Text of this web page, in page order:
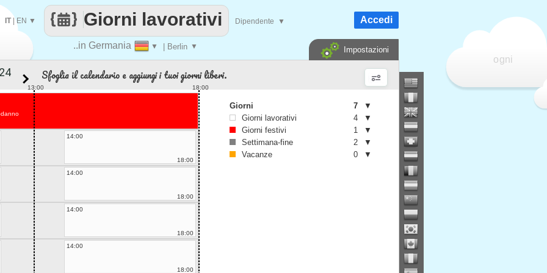
ogni
..in Germania ▼ | Berlin ▼
Giorni lavorativi
IT|EN ▼ Dipendente ▼ Accedi
Impostazioni
Sfoglia il calendario e aggiungi i tuoi giorni liberi.
13:00 18:00
14:00
18:00
14:00
18:00
14:00
18:00
14:00
18:00
Giorni 7
▼
Giorni lavorativi
4
▼
Giorni festivi
1
▼
Settimana-fine
2
▼
Vacanze
0 ▼